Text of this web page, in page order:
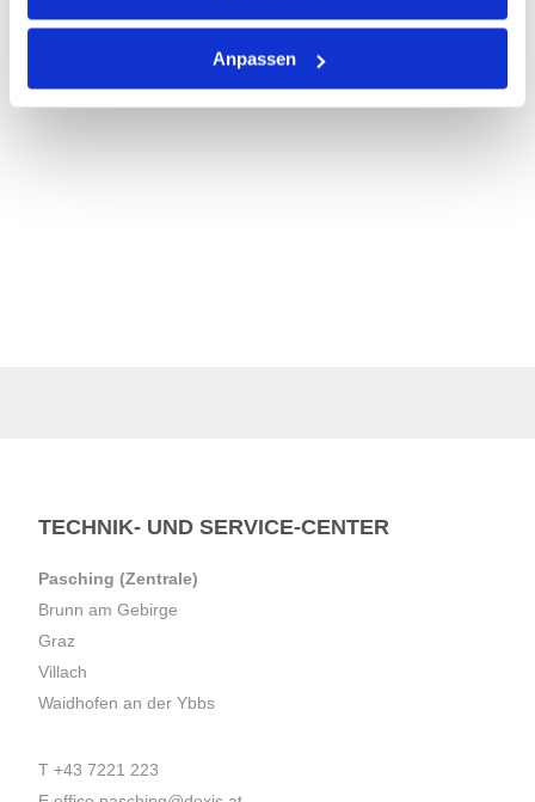
Anpassen
TECHNIK- UND SERVICE-CENTER
Pasching (Zentrale)
Brunn am Gebirge
Graz
Villach
Waidhofen an der Ybbs
T +43 7221 223